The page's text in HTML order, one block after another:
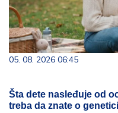
05. 08. 2026 06:45
Šta dete nasleđuje od
treba da znate o genetici